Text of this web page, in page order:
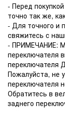
- Перед
точно так же,
- Для точного и
свяжитесь с
- ПРИМЕЧАНИЕ:
переключателя
переключателя
Пожалуйста, не
переключателя
Обратитесь в
заднего